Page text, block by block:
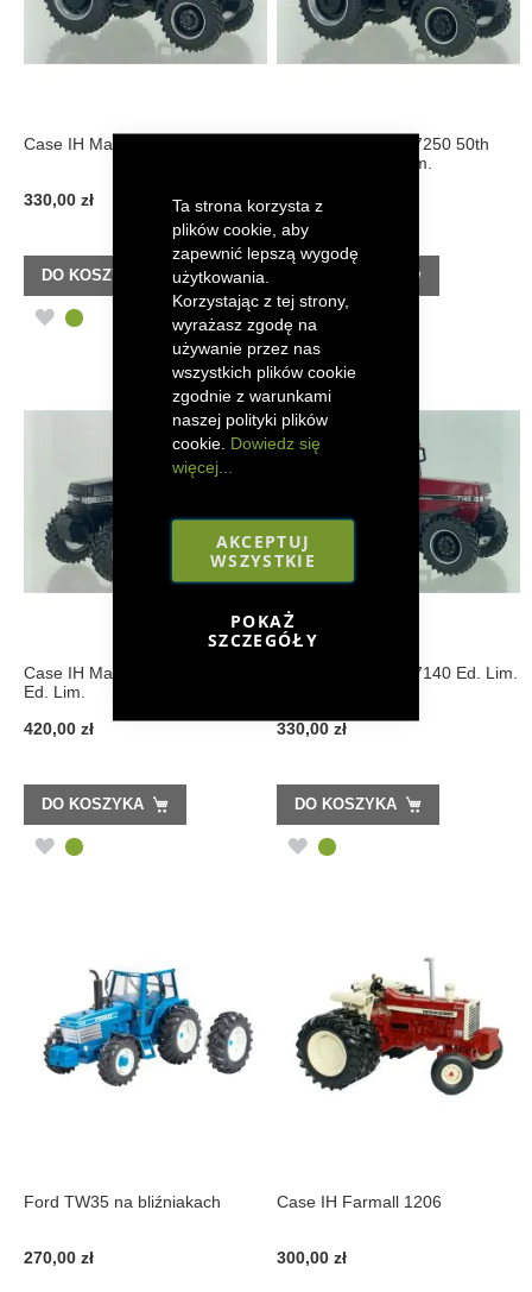
Ta strona korzysta z
plików cookie, aby
zapewnić lepszą wygodę
użytkowania.
Korzystając z tej strony,
wyrażasz zgodę na
używanie przez nas
wszystkich plików cookie
zgodnie z warunkami
naszej polityki plików
cookie. Dowiedz się
więcej...
AKCEPTUJ
WSZYSTKIE
POKAŻ
SZCZEGÓŁY
Case IH Magnum 7250 Ed. Lim.
330,00 zł
DO KOSZYKA
DODAJ
Case IH Magnum 7250 50th
Anniversary Ed. Lim.
360,00 zł
DODAJ
DO
LISTY
ŻYCZEŃ
Case IH Magnum 7250 Black
Ed. Lim.
420,00 zł
DO KOSZYKA
DODAJ
ŻYCZEŃ
Case IH Magnum 7140 Ed. Lim.
330,00 zł
DO KOSZYKA
DODAJ
Ford TW35 na bliźniakach
270,00 zł
Case IH Farmall 1206
300,00 zł